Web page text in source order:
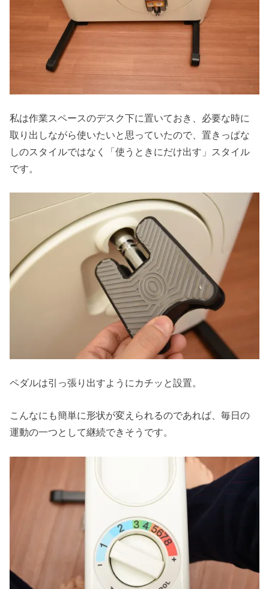
私は作業スペースのデスク下に置いておき、必要な時に
取り出しながら使いたいと思っていたので、置きっぱな
しのスタイルではなく「使うときにだけ出す」スタイル
です。
ペダルは引っ張り出すようにカチッと設置。
こんなにも簡単に形状が変えられるのであれば、毎日の
運動の一つとして継続できそうです。